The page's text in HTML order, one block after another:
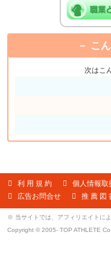
こ
次はこ
利 用 規 約 個人情報取
広告お問合せ
推 薦 図
※ 当サイトでは、アフィリエイトによ
Copyright © 2005- TOP ATHLETE